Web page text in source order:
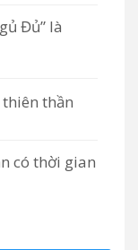
Đủ” là
thần
có thời gian